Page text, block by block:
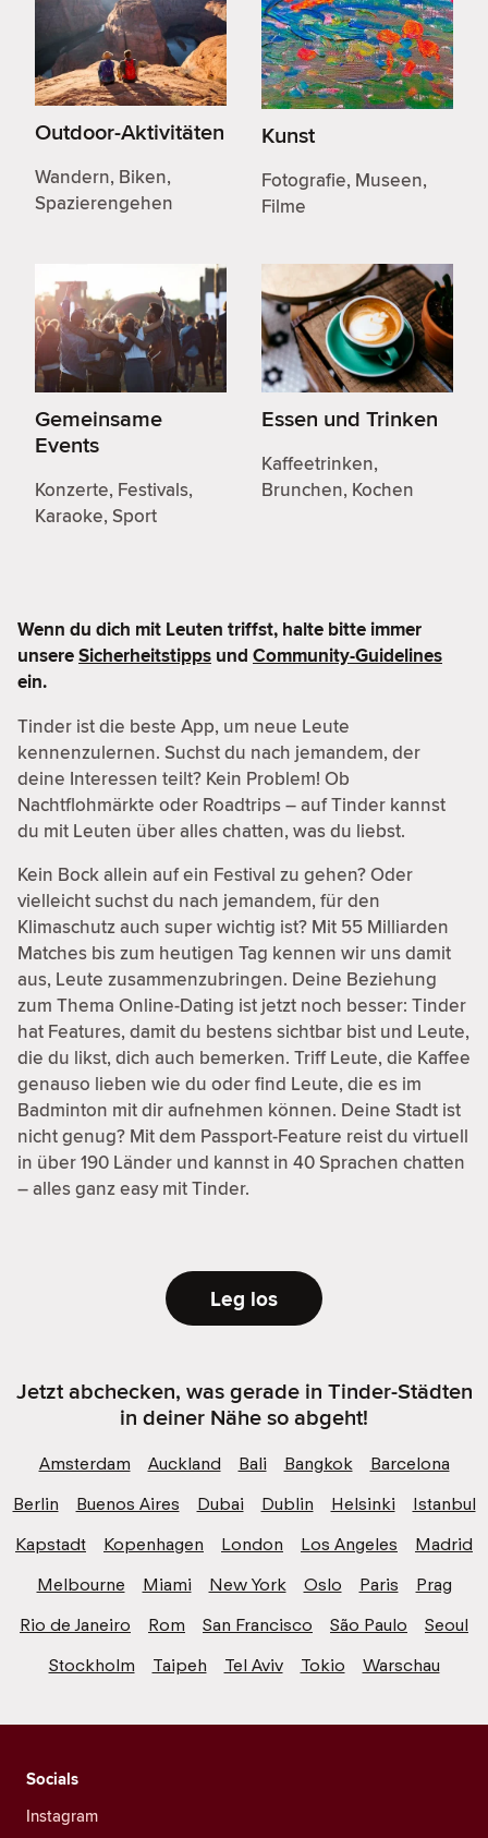
Outdoor-Aktivitäten
Wandern, Biken,
Spazierengehen
Kunst
Fotografie, Museen,
Filme
Gemeinsame
Events
Konzerte, Festivals,
Karaoke, Sport
Essen und Trinken
Kaffeetrinken,
Brunchen, Kochen
Wenn du dich mit Leuten triffst, halte bitte immer
unsereSicherheitstipps und Community-Guidelines
ein.
Tinder ist die beste App, um neue Leute
kennenzulernen. Suchst du nach jemandem, der
deine Interessen teilt? Kein Problem! Ob
Nachtflohmärkte oder Roadtrips – auf Tinder kannst
du mit Leuten über alles chatten, was du liebst.
Kein Bock allein auf ein Festival zu gehen? Oder
vielleicht suchst du nach jemandem, für den
Klimaschutz auch super wichtig ist? Mit 55 Milliarden
Matches bis zum heutigen Tag kennen wir uns damit
aus, Leute zusammenzubringen. Deine Beziehung
zum Thema Online-Dating ist jetzt noch besser: Tinder
hat Features, damit du bestens sichtbar bist und Leute,
die du likst, dich auch bemerken. Triff Leute, die Kaffee
genauso lieben wie du oder find Leute, die es im
Badminton mit dir aufnehmen können. Deine Stadt ist
nicht genug? Mit dem Passport-Feature reist du virtuell
in über 190 Länder und kannst in 40 Sprachen chatten
– alles ganz easy mit Tinder.
Leg los
Jetzt abchecken, was gerade in Tinder-Städten
in deiner Nähe so abgeht!
Amsterdam Auckland Bali Bangkok
Barcelona
Berlin
Buenos Aires Dubai Dublin Helsinki
Istanbul
Kapstadt
Kopenhagen London Los Angeles
Madrid
Melbourne
Miami New York Oslo Paris
Prag
Rio de Janeiro
Rom San Francisco São Paulo
Seoul
Stockholm
Taipeh Tel Aviv Tokio Warschau
Socials
Instagram